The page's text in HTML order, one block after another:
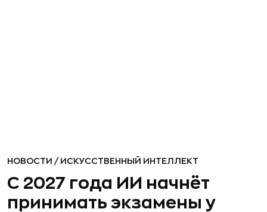
НОВОСТИ / ИСКУССТВЕННЫЙ ИНТЕЛЛЕКТ
С 2027 года ИИ начнёт
принимать экзамены у